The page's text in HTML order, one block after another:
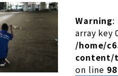
cms/wp-
Warning:
array key
/home/
content/
on line 98